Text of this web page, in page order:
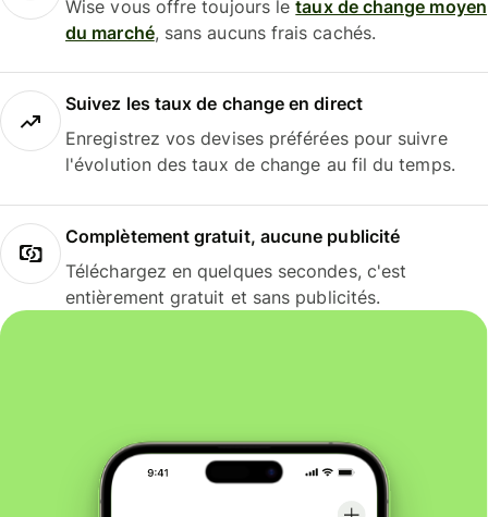
Wise vous offre toujours letaux de change moyen
du marché, sans aucuns frais cachés.
Suivez les taux de change en direct
Enregistrez vos devises préférées pour suivre
l'évolution des taux de change au fil du temps.
Complètement gratuit, aucune publicité
Téléchargez en quelques secondes, c'est
entièrement gratuit et sans publicités.